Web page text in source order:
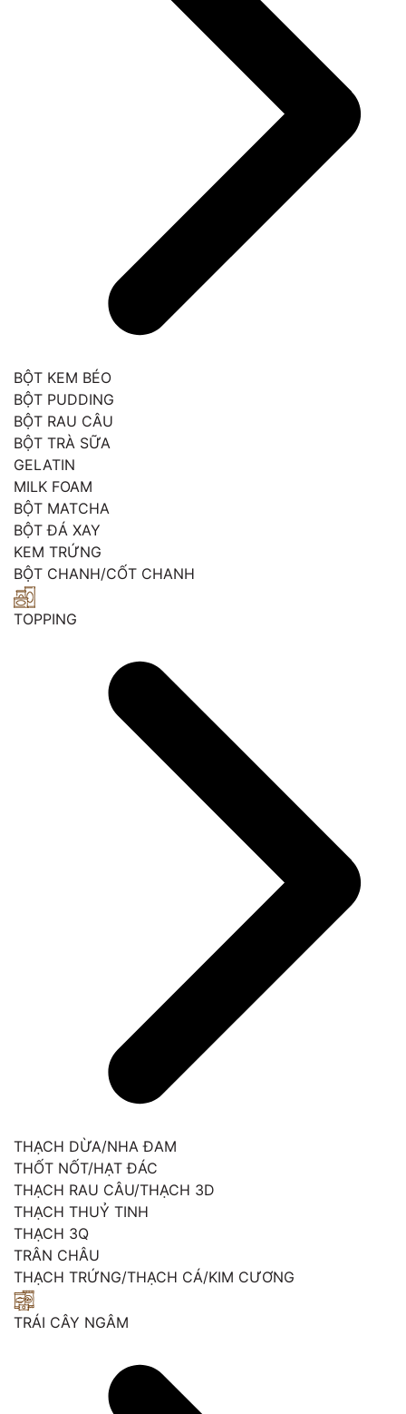
BỘT KEM BÉO
BỘT PUDDING
BỘT RAU CÂU
BỘT TRÀ SỮA
GELATIN
MILK FOAM
BỘT MATCHA
BỘT ĐÁ XAY
KEM TRỨNG
BỘT CHANH/CỐT CHANH
TOPPING
THẠCH DỪA/NHA ĐAM
THỐT NỐT/HẠT ĐÁC
THẠCH RAU CÂU/THẠCH 3D
THẠCH THUỶ TINH
THẠCH 3Q
TRÂN CHÂU
THẠCH TRỨNG/THẠCH CÁ/KIM CƯƠNG
TRÁI CÂY NGÂM